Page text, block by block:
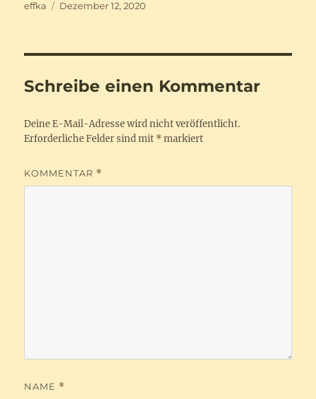
Autor
effka
Veröffentlicht
Dezember 12, 2020
Schreibe einen Kommentar
Deine E-Mail-Adresse wird nicht veröffentlicht.
Erforderliche Felder sind mit * markiert
KOMMENTAR *
NAME *